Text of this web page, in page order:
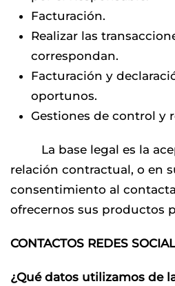
Facturación.
Realizar las
correspondan.
Facturación y
oportunos.
Gestiones de control y
La base legal es la
relación contractual, o en
consentimiento al
ofrecernos sus productos
CONTACTOS REDES
¿Qué datos utilizamos de